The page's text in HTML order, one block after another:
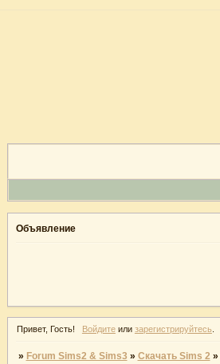
Объявление
Привет, Гость! Войдитеили зарегистрируйтесь.
» Forum Sims2 & Sims3 » Скачать Sims 2 »